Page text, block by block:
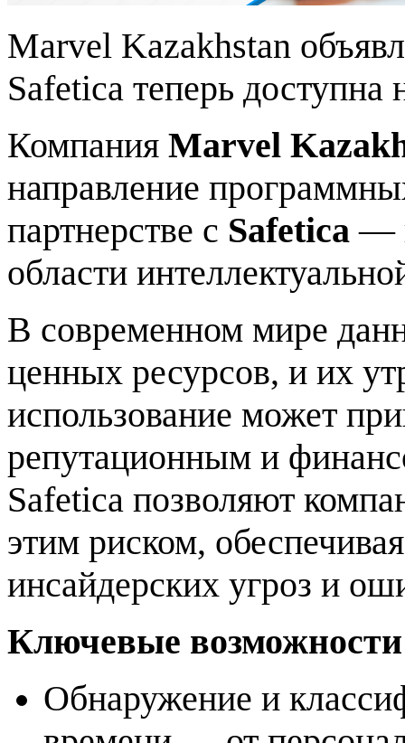
Marvel Kazakhstan
Safetica теперь
Компания Marvel
направление
партнерстве с Safetica —
области
В современном мире
ценных ресурсов, и их
использование может
репутационным и
Safetica позволяют
этим риском,
инсайдерских угроз и
Ключевые
Обнаружение и